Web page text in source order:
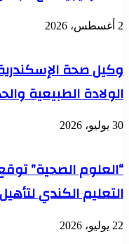
2 أغسطس، 2026
وكيل صحة
الولادة الطبيعية
30 يوليو، 2026
“العلوم الصحية”
التعليم الكندي
22 يوليو، 2026